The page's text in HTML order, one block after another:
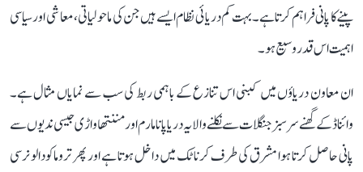
پینے کا پانی فراہم کرتا ہے۔ بہت کم دریائی نظام ایسے ہیں جن کی ماحولیاتی، معاشی اور سیاسی
اہمیت اس قدر وسیع ہو۔
ان معاون دریاؤں میں کبنی اس تنازع کے باہمی ربط کی سب سے نمایاں مثال ہے۔
وائناڈ کے گھنے سرسبز جنگلات سے نکلنے والا یہ دریا پانامارم اور مننتھاواڑی جیسی ندیوں سے
پانی حاصل کرتا ہوا مشرق کی طرف کرناٹک میں داخل ہوتا ہے اور پھر تروماکودالو نرسی